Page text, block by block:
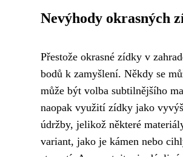
Nevýhody okrasných
Přestože okrasné zídky v
bodů k zamyšlení. Někdy se
může být volba subtilnějšího
naopak využití zídky jako
údržby, jelikož některé
variant, jako je kámen nebo